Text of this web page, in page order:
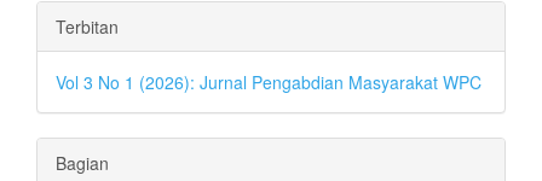
Terbitan
Vol 3 No 1 (2026): Jurnal Pengabdian Masyarakat WPC
Bagian